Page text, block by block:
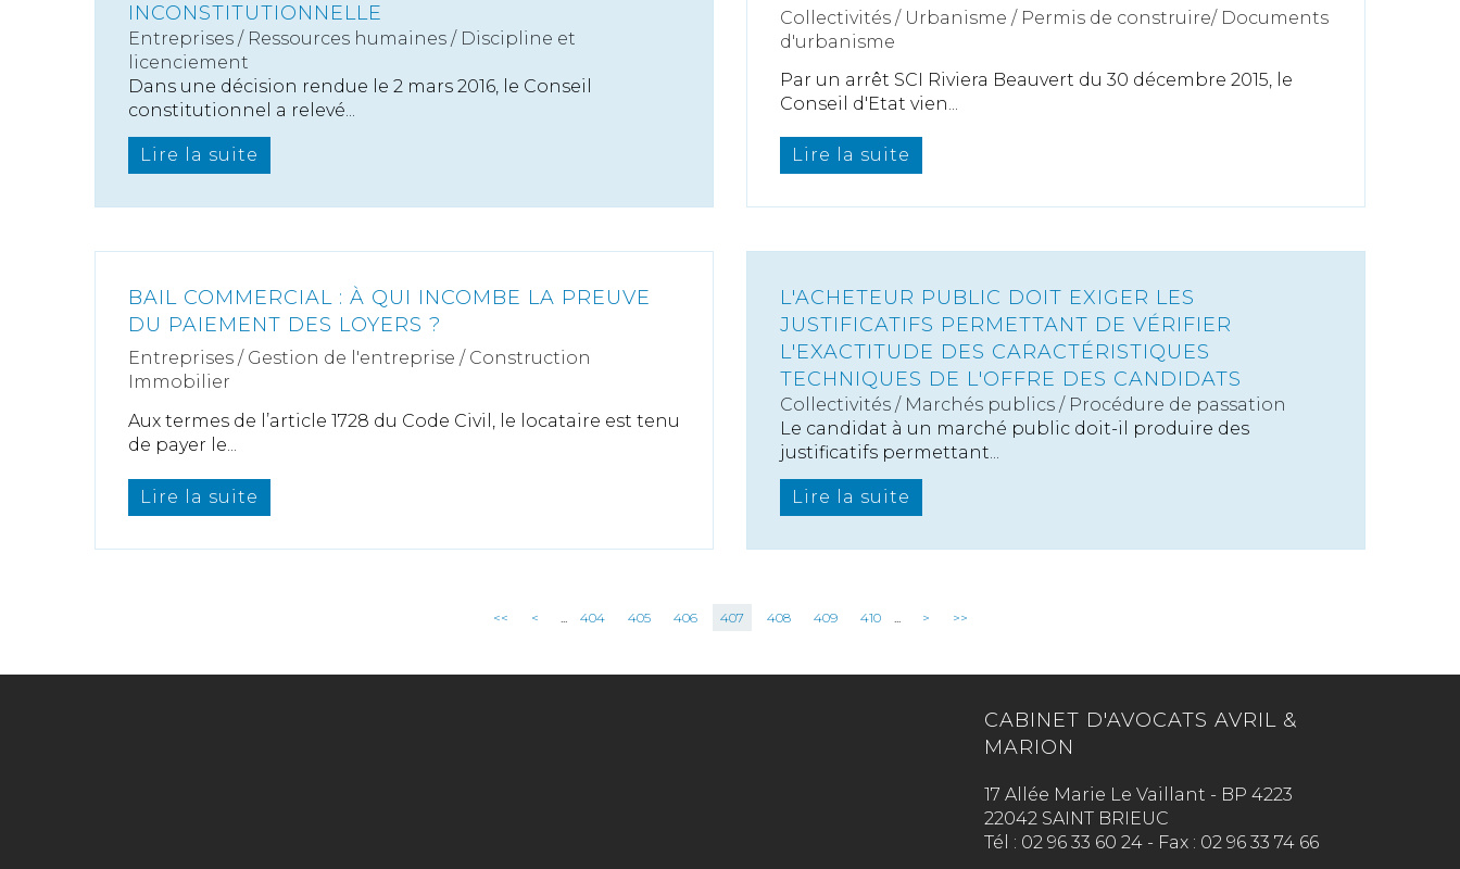
INCONSTITUTIONNELLE
Entreprises / Ressources humaines / Discipline et
licenciement
Dans une décision rendue le 2 mars 2016, le Conseil
constitutionnel a relevé...
Lire la suite
Collectivités / Urbanisme / Permis de construire/ Documents
d'urbanisme
Par un arrêt SCI Riviera Beauvert du 30 décembre 2015, le
Conseil d'Etat vien...
Lire la suite
BAIL COMMERCIAL : À QUI INCOMBE LA PREUVE
DU PAIEMENT DES LOYERS ?
Entreprises / Gestion de l'entreprise / Construction
Immobilier
Aux termes de l’article 1728 du Code Civil, le locataire est tenu
de payer le...
Lire la suite
L'ACHETEUR PUBLIC DOIT EXIGER LES
JUSTIFICATIFS PERMETTANT DE VÉRIFIER
L'EXACTITUDE DES CARACTÉRISTIQUES
TECHNIQUES DE L'OFFRE DES CANDIDATS
Collectivités / Marchés publics / Procédure de passation
Le candidat à un marché public doit-il produire des
justificatifs permettant...
Lire la suite
<< < ... 404 405 406 407 408 409 410 ... > >>
CABINET D'AVOCATS AVRIL &
MARION
17 Allée Marie Le Vaillant - BP 4223
22042 SAINT BRIEUC
Tél : 02 96 33 60 24 - Fax : 02 96 33 74 66